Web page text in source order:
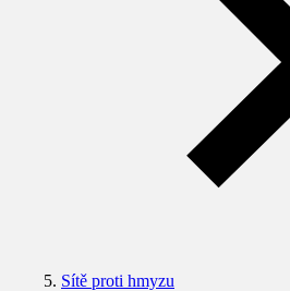
Sítě proti hmyzu